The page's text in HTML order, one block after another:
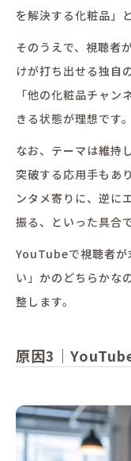
を解決する化粧品」
そのうえで、視聴者
けが打ち出せる独自
「他の化粧品チャ
きる状態が理想です。
なお、テーマは維持
突破する応用手もあ
ンタメ寄りに、逆に
振る、といった具合で
YouTubeで視聴者が
い」かのどちらかな
整します。
原因3｜